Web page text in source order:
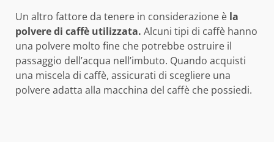
Un altro fattore da tenere in considerazione è la
polvere di caffè utilizzata. Alcuni tipi di caffè hanno
una polvere molto fine che potrebbe ostruire il
passaggio dell’acqua nell’imbuto. Quando acquisti
una miscela di caffè, assicurati di scegliere una
polvere adatta alla macchina del caffè che possiedi.